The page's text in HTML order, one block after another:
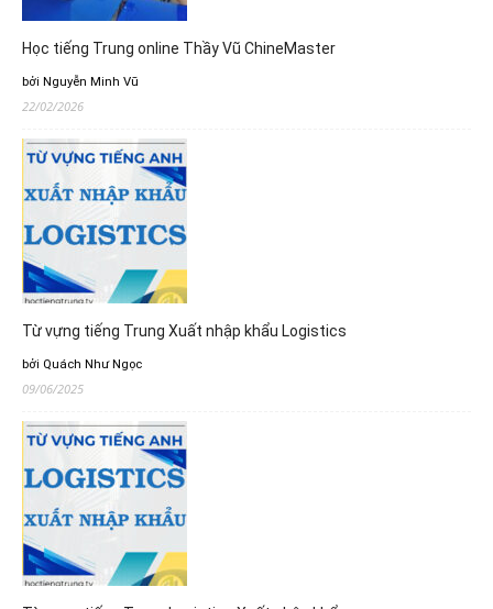
Học tiếng Trung online Thầy Vũ ChineMaster
bởi Nguyễn Minh Vũ
22/02/2026
Từ vựng tiếng Trung Xuất nhập khẩu Logistics
bởi Quách Như Ngọc
09/06/2025